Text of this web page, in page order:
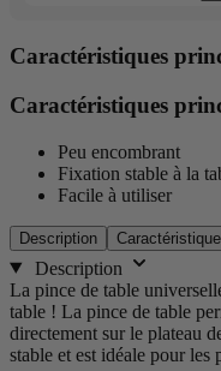
Caractéristiques
Caractéristiques
Peu encombrant
Fixation stable à la
Facile à utiliser
Description
Description
La pince de table
table ! La pince de table
directement sur le plateau
stable et est idéale pour les